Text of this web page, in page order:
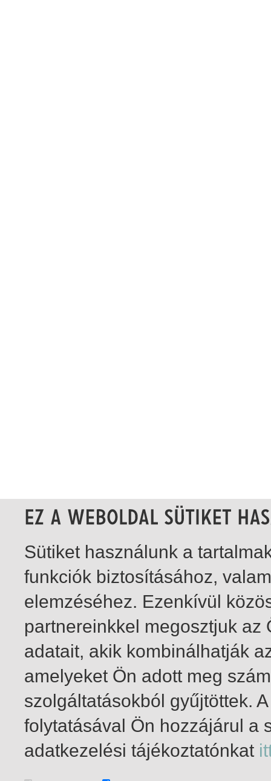
1-1 / insgesamt 1 Treffer
Sütiket használunk a
funkciók biztosításához,
elemzéséhez. Ezenkívül
partnereinkkel megosztjuk
adatait, akik kombinálhatják
amelyeket Ön adott meg
szolgáltatásokból gyűjtöttek.
folytatásával Ön hozzájárul a
adatkezelési tájékoztatónkat